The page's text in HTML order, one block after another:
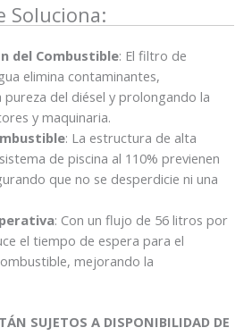
Soluciona:
del Combustible: El filtro de
elimina contaminantes,
pureza del diésel y prolongando la
y maquinaria.
: La estructura de alta
de piscina al 110% previenen
que no se desperdicie ni una
: Con un flujo de 56 litros por
el tiempo de espera para el
mejorando la
SUJETOS A DISPONIBILIDAD DE